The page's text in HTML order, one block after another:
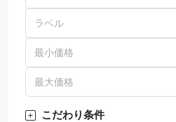
ラベル
こだわり条件